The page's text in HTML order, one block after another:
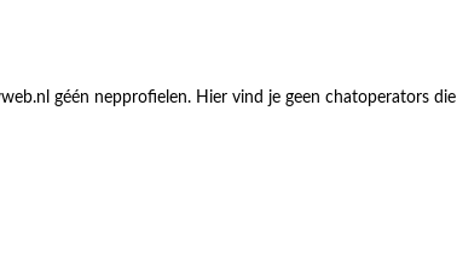
géén nepprofielen. Hier vind je geen chatoperators die